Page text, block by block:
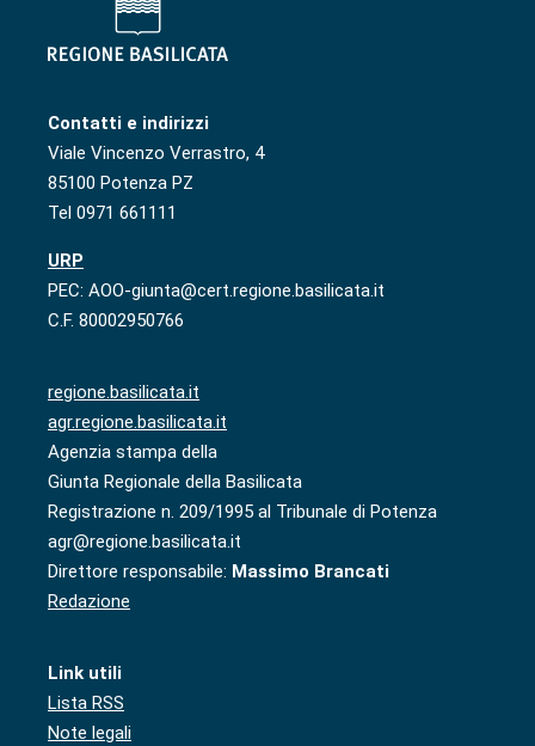
Contatti e indirizzi
Viale Vincenzo Verrastro, 4
85100 Potenza PZ
Tel 0971 661111
URP
PEC: AOO-giunta@cert.regione.basilicata.it
C.F. 80002950766
regione.basilicata.it
agr.regione.basilicata.it
Agenzia stampa della
Giunta Regionale della Basilicata
Registrazione n. 209/1995 al Tribunale di Potenza
agr@regione.basilicata.it
Direttore responsabile: Massimo Brancati
Redazione
Link utili
Lista RSS
Note legali